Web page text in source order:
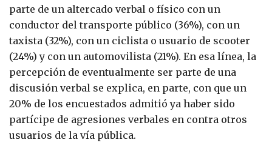
parte de un altercado verbal o físico con un
conductor del transporte público (36%), con un
taxista (32%), con un ciclista o usuario de scooter
(24%) y con un automovilista (21%). En esa línea, la
percepción de eventualmente ser parte de una
discusión verbal se explica, en parte, con que un
20% de los encuestados admitió ya haber sido
partícipe de agresiones verbales en contra otros
usuarios de la vía pública.